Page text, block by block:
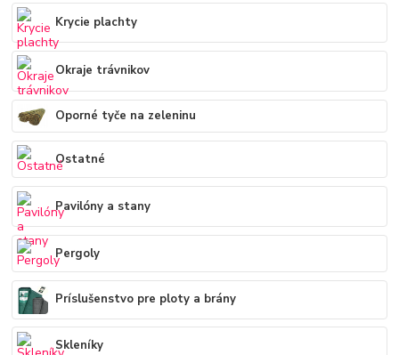
Krycie plachty
Okraje trávnikov
Oporné tyče na zeleninu
Ostatné
Pavilóny a stany
Pergoly
Príslušenstvo pre ploty a brány
Skleníky